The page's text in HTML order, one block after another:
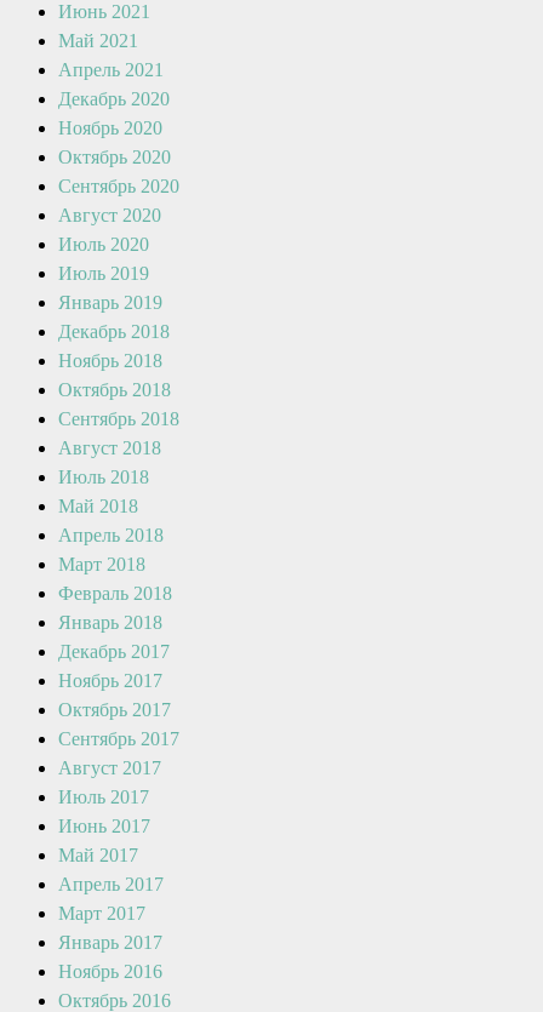
Июнь 2021
Май 2021
Апрель 2021
Декабрь 2020
Ноябрь 2020
Октябрь 2020
Сентябрь 2020
Август 2020
Июль 2020
Июль 2019
Январь 2019
Декабрь 2018
Ноябрь 2018
Октябрь 2018
Сентябрь 2018
Август 2018
Июль 2018
Май 2018
Апрель 2018
Март 2018
Февраль 2018
Январь 2018
Декабрь 2017
Ноябрь 2017
Октябрь 2017
Сентябрь 2017
Август 2017
Июль 2017
Июнь 2017
Май 2017
Апрель 2017
Март 2017
Январь 2017
Ноябрь 2016
Октябрь 2016